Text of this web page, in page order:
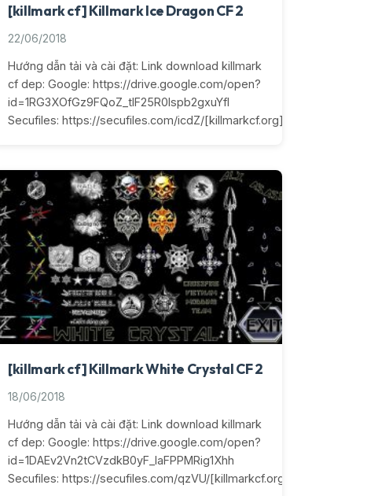
[killmark cf] Killmark Ice Dragon CF 2
22/06/2018
Hướng dẫn tải và cài đặt: Link download killmark
cf dep: Google: https://drive.google.com/open?
id=1RG3XOfGz9FQoZ_tlF25R0lspb2gxuYfI
Secufiles: https://secufiles.com/icdZ/[killmarkcf.org]_Ice_Dragon.rar
[killmark cf] Killmark White Crystal CF 2
18/06/2018
Hướng dẫn tải và cài đặt: Link download killmark
cf dep: Google: https://drive.google.com/open?
id=1DAEv2Vn2tCVzdkB0yF_IaFPPMRig1Xhh
Secufiles: https://secufiles.com/qzVU/[killmarkcf.org]_White_Crystal.rar